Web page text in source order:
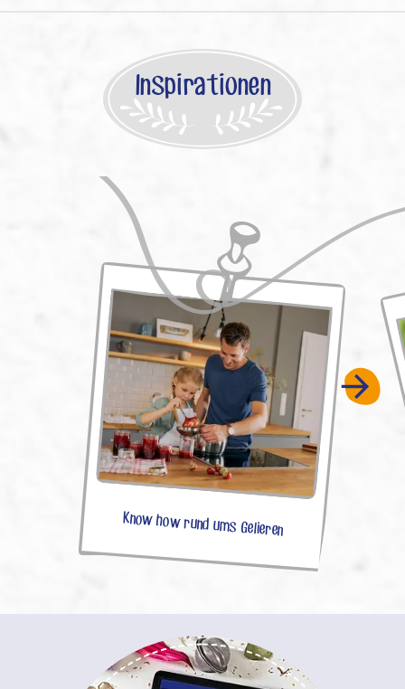
Inspirationen
Know how rund ums Gelieren